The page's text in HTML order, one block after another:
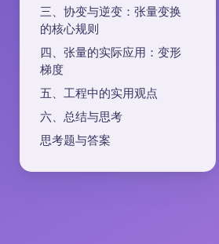
三、协变与逆变：张量变换
的核心规则
四、张量的实际应用：变形
梯度
五、工程中的实用观点
六、总结与思考
思考题与答案